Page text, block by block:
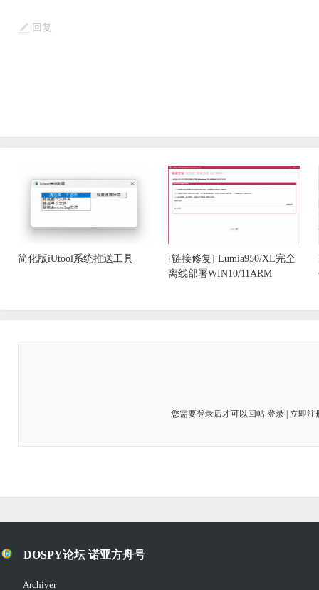
回复
简化版iUtool系统推送工具
[链接修复] Lumia950/XL完全
离线部署WIN10/11ARM
您需要登录后才可以回帖 登录| 立即注
DOSPY论坛 诺亚方舟号
Archiver